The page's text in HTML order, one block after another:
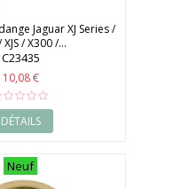
Jaguar XJ Series /
XJS / X300 /...
C23435
10,08 €
DÉTAILS
Neuf